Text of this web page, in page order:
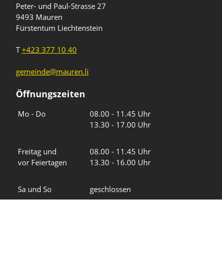
Peter- und Paul-Strasse 27
9493 Mauren
Fürstentum Liechtenstein
T+423 377 10 40
gemeinde@mauren.li
Öffnungszeiten
Mo - Do
08.00 - 11.45 Uhr
13.30 - 17.00 Uhr
Freitag und
vor Feiertagen
08.00 - 11.45 Uhr
13.30 - 16.00 Uhr
Sa und So geschlossen